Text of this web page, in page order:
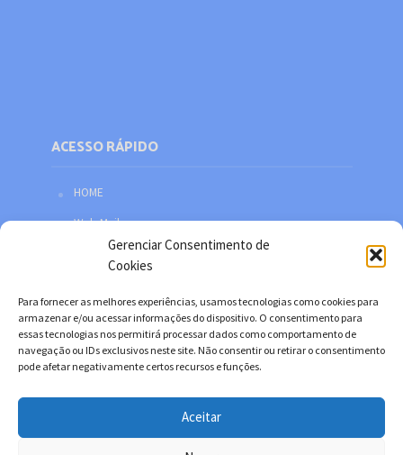
Gerenciar Consentimento de
Cookies
Para fornecer as melhores experiências, usamos tecnologias como cookies para
armazenar e/ou acessar informações do dispositivo. O consentimento para
essas tecnologias nos permitirá processar dados como comportamento de
navegação ou IDs exclusivos neste site. Não consentir ou retirar o consentimento
pode afetar negativamente certos recursos e funções.
Aceitar
ACESSO RÁPIDO
HOME
Web Mail
Política de privacidade
Facebook
Twitter
YouTube
Instagram